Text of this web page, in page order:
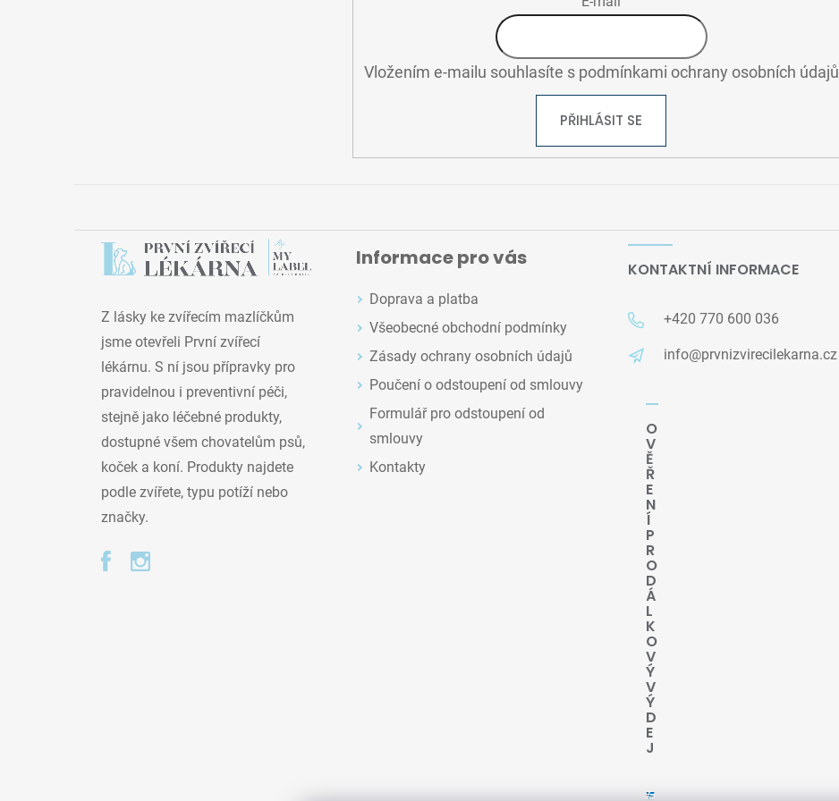
Vložením e-mailu souhlasíte s podmínkami ochrany osobních údajů
PŘIHLÁSIT SE
Z lásky ke zvířecím mazlíčkům
jsme otevřeli První zvířecí
lékárnu. S ní jsou přípravky pro
pravidelnou i preventivní péči,
stejně jako léčebné produkty,
dostupné všem chovatelům psů,
koček a koní. Produkty najdete
podle zvířete, typu potíží nebo
značky.
Informace pro vás
Doprava a platba
Všeobecné obchodní podmínky
Zásady ochrany osobních údajů
Poučení o odstoupení od smlouvy
Formulář pro odstoupení od
smlouvy
Kontakty
KONTAKTNÍ INFORMACE
+420 770 600 036
info@prvnizvirecilekarna.cz
O
V
Ě
Ř
E
N
Í
P
R
O
D
Á
L
K
O
V
Ý
V
Ý
D
E
J